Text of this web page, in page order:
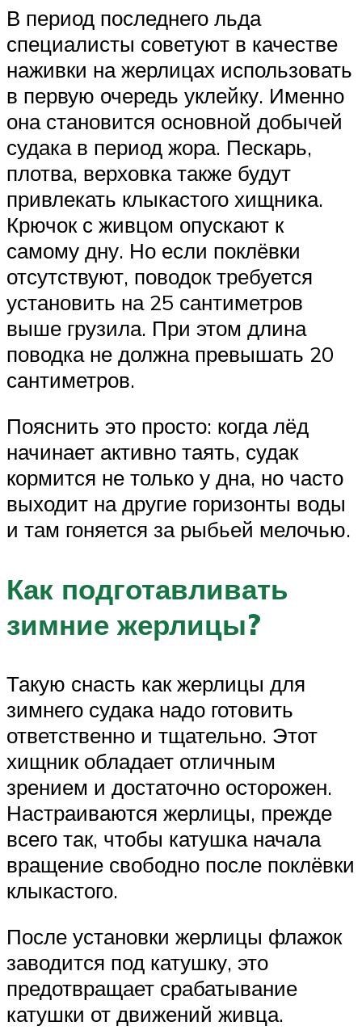
В период последнего льда
специалисты советуют в качестве
наживки на жерлицах использовать
в первую очередь уклейку. Именно
она становится основной добычей
судака в период жора. Пескарь,
плотва, верховка также будут
привлекать клыкастого хищника.
Крючок с живцом опускают к
самому дну. Но если поклёвки
отсутствуют, поводок требуется
установить на 25 сантиметров
выше грузила. При этом длина
поводка не должна превышать 20
сантиметров.
Пояснить это просто: когда лёд
начинает активно таять, судак
кормится не только у дна, но часто
выходит на другие горизонты воды
и там гоняется за рыбьей мелочью.
Как подготавливать
зимние жерлицы?
Такую снасть как жерлицы для
зимнего судака надо готовить
ответственно и тщательно. Этот
хищник обладает отличным
зрением и достаточно осторожен.
Настраиваются жерлицы, прежде
всего так, чтобы катушка начала
вращение свободно после поклёвки
клыкастого.
После установки жерлицы флажок
заводится под катушку, это
предотвращает срабатывание
катушки от движений живца.